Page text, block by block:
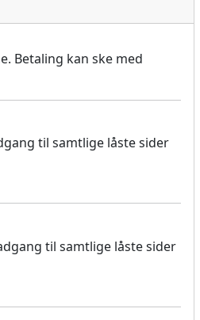
Betaling kan ske med
til samtlige låste sider
til samtlige låste sider